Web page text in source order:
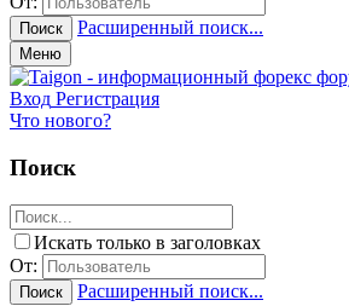
Поиск Расширенный поиск...
Меню
Вход Регистрация
Что нового?
Поиск
Искать только в заголовках
От:
Поиск Расширенный поиск...